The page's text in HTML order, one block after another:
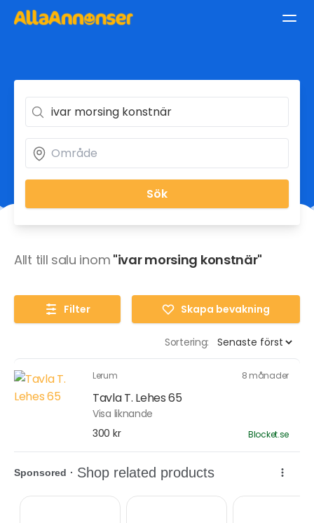
Sök
Allt till salu inom "ivar morsing konstnär"
Filter Skapa bevakning
Sortering:
Lerum 8 månader
Tavla T. Lehes 65
Visa liknande
300 kr
Blocket.se